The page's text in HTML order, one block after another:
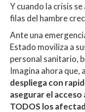
Y cuando la crisis
filas del hambre
Ante una
Estado moviliza a
personal sanitario,
Imagina ahora que,
despliega con
asegurar el
TODOS los